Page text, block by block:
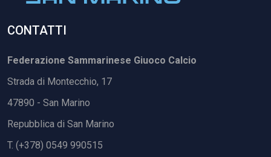
CONTATTI
Federazione Sammarinese Giuoco Calcio
Strada di Montecchio, 17
47890 - San Marino
Repubblica di San Marino
T. (+378) 0549 990515